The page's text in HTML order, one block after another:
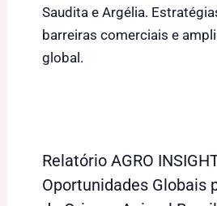
Saudita e Argélia.
barreiras comerciais e
global.
Relatório AGRO
Oportunidades Globais